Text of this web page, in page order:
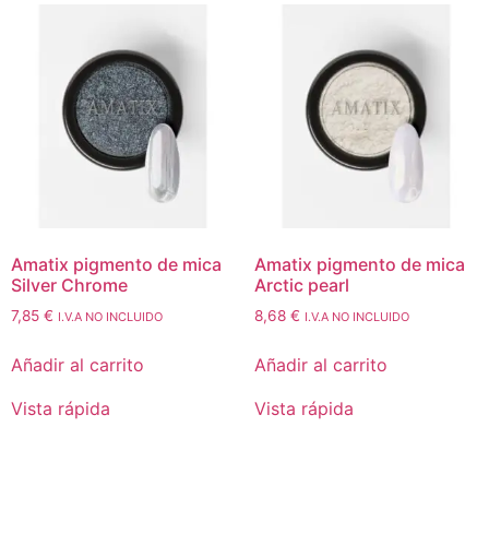
Amatix pigmento de mica
Silver Chrome
7,85 € I.V.A NO INCLUIDO
Añadir al carrito
Vista rápida
Amatix pigmento de mica
Arctic pearl
8,68 € I.V.A NO INCLUIDO
Añadir al carrito
Vista rápida